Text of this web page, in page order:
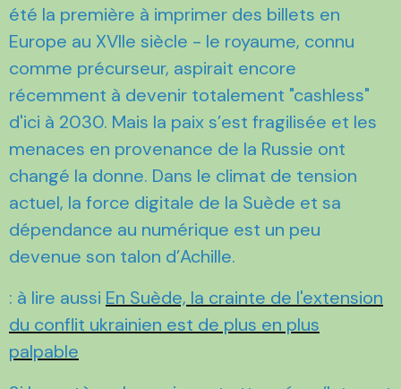
été la première à imprimer des billets en
Europe au XVIIe siècle - le royaume, connu
comme précurseur, aspirait encore
récemment à devenir totalement "cashless"
d'ici à 2030. Mais la paix s’est fragilisée et les
menaces en provenance de la Russie ont
changé la donne. Dans le climat de tension
actuel, la force digitale de la Suède et sa
dépendance au numérique est un peu
devenue son talon d’Achille.
: à lire aussi En Suède, la crainte de l'extension
du conflit ukrainien est de plus en plus
palpable